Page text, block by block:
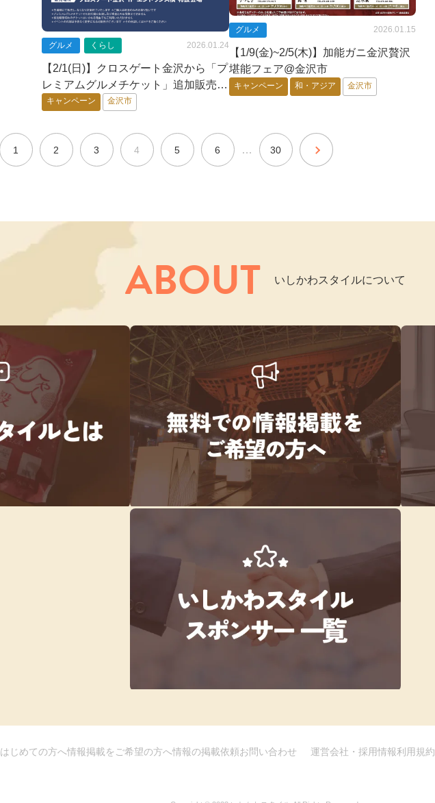
グルメ くらし 2026.01.24
【2/1(日)】クロスゲート金沢から「プ
レミアムグルメチケット」追加販売！
【先着順、なくなり次第終了】
キャンペーン 金沢市
グルメ 2026.01.15
【1/9(金)~2/5(木)】加能ガニ金沢贅沢
堪能フェア@金沢市
キャンペーン 和・アジア 金沢市
1 2 3 4 5 6 … 30
ABOUT いしかわスタイルについて
はじめての方へ情報掲載をご希望の方へ情報の掲載依頼お問い合わせ 運営会社・採用情報利用規約